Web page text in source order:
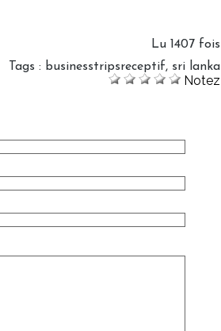
Lu 1407 fois
Tags : businesstripsreceptif, sri lanka
Notez